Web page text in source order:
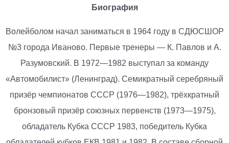
Биография
Волейболом начал заниматься в 1964 году в СДЮСШОР
№3 города Иваново. Первые тренеры — К. Павлов и А.
Разумовский. В 1972—1982 выступал за команду
«Автомобилист» (Ленинград). Семикратный серебряный
призёр чемпионатов СССР (1976—1982), трёхкратный
бронзовый призёр союзных первенств (1973—1975),
обладатель Кубка СССР 1983, победитель Кубка